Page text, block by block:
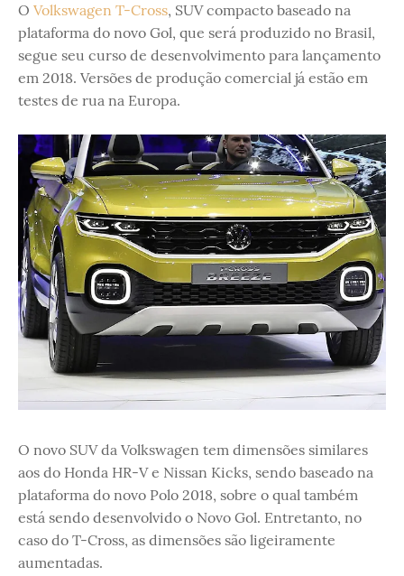
O Volkswagen T-Cross, SUV compacto baseado na
plataforma do novo Gol, que será produzido no Brasil,
segue seu curso de desenvolvimento para lançamento
em 2018. Versões de produção comercial já estão em
testes de rua na Europa.
O novo SUV da Volkswagen tem dimensões similares
aos do Honda HR-V e Nissan Kicks, sendo baseado na
plataforma do novo Polo 2018, sobre o qual também
está sendo desenvolvido o Novo Gol. Entretanto, no
caso do T-Cross, as dimensões são ligeiramente
aumentadas.